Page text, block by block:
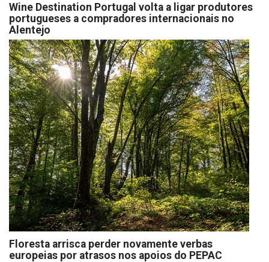
Wine Destination Portugal volta a ligar produtores
portugueses a compradores internacionais no
Alentejo
Floresta arrisca perder novamente verbas
europeias por atrasos nos apoios do PEPAC